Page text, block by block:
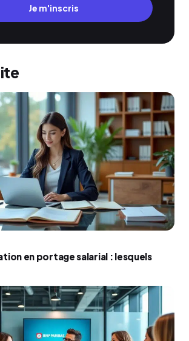
Je m'inscris
en portage salarial : lesquels